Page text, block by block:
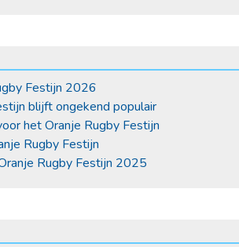
Festijn 2026
blijft ongekend populair
het Oranje Rugby Festijn
Rugby Festijn
Rugby Festijn 2025